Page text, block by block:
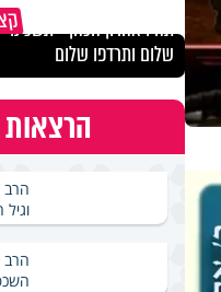
תהיו אהרון הכהן - תשכינו
שלום ותרדפו שלום
הרצאות
הרב
הרב